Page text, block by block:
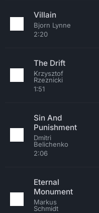
Villain
Bjorn Lynne
2:20
The Drift
Krzysztof
Rzeznicki
1:51
Sin And
Punishment
Dmitri
Belichenko
2:06
Eternal
Monument
Markus
Schmidt